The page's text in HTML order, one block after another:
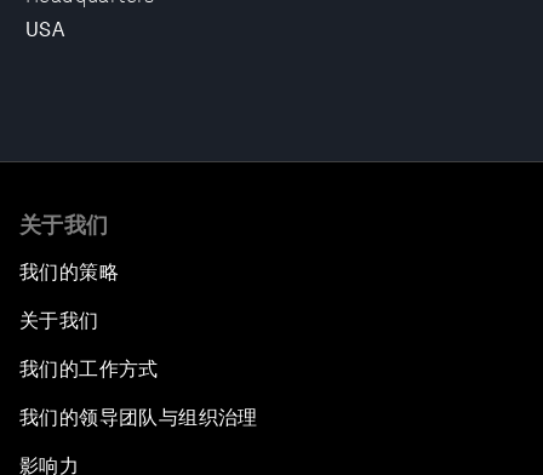
USA
关于我们
我们的策略
关于我们
我们的工作方式
我们的领导团队与组织治理
影响力